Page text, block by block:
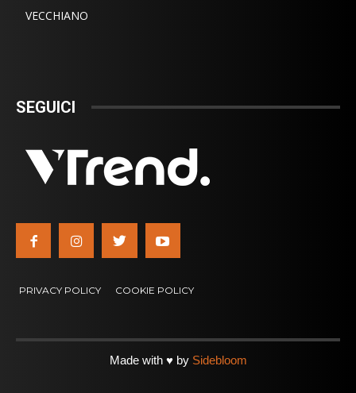
VECCHIANO
SEGUICI
PRIVACY POLICY COOKIE POLICY
Made with ♥ by Sidebloom